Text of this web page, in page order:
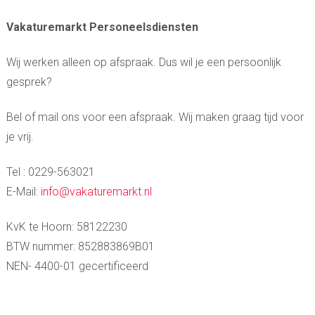
Vakaturemarkt Personeelsdiensten
Wij werken alleen op afspraak. Dus wil je een persoonlijk
gesprek?
Bel of mail ons voor een afspraak. Wij maken graag tijd voor
je vrij.
Tel : 0229-563021
E-Mail: info@vakaturemarkt.nl
KvK te Hoorn: 58122230
BTW nummer: 852883869B01
NEN- 4400-01 gecertificeerd